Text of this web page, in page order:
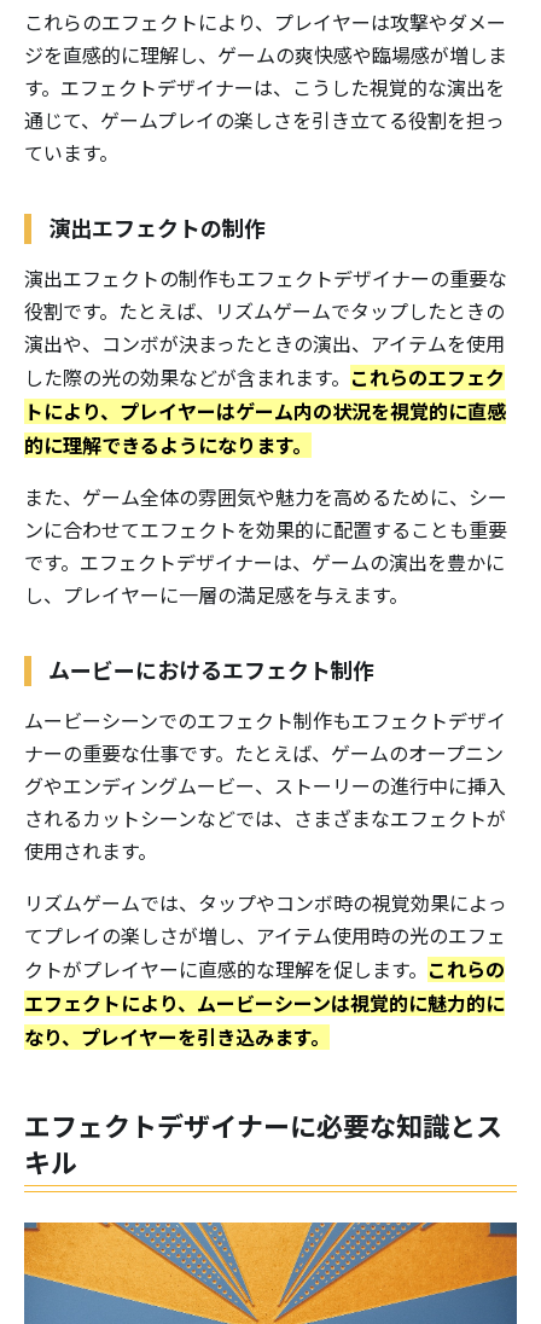
これらのエフェクトにより、プレイヤーは攻撃やダメー
ジを直感的に理解し、ゲームの爽快感や臨場感が増しま
す。エフェクトデザイナーは、こうした視覚的な演出を
通じて、ゲームプレイの楽しさを引き立てる役割を担っ
ています。
演出エフェクトの制作
演出エフェクトの制作もエフェクトデザイナーの重要な
役割です。たとえば、リズムゲームでタップしたときの
演出や、コンボが決まったときの演出、アイテムを使用
した際の光の効果などが含まれます。 これらのエフェク
トにより、プレイヤーはゲーム内の状況を視覚的に直感
的に理解できるようになります。
また、ゲーム全体の雰囲気や魅力を高めるために、シー
ンに合わせてエフェクトを効果的に配置することも重要
です。エフェクトデザイナーは、ゲームの演出を豊かに
し、プレイヤーに一層の満足感を与えます。
ムービーにおけるエフェクト制作
ムービーシーンでのエフェクト制作もエフェクトデザイ
ナーの重要な仕事です。たとえば、ゲームのオープニン
グやエンディングムービー、ストーリーの進行中に挿入
されるカットシーンなどでは、さまざまなエフェクトが
使用されます。
リズムゲームでは、タップやコンボ時の視覚効果によっ
てプレイの楽しさが増し、アイテム使用時の光のエフェ
クトがプレイヤーに直感的な理解を促します。 これらの
エフェクトにより、ムービーシーンは視覚的に魅力的に
なり、プレイヤーを引き込みます。
エフェクトデザイナーに必要な知識とス
キル